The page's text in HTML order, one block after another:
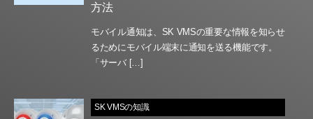
方法
モバイル通知は、SK VMSの重要な情報を知らせ
るためにモバイル端末に通知を送る機能です。
「サーバ […]
SK VMSの知識